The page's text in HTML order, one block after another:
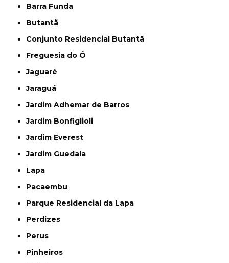
Barra Funda
Butantã
Conjunto Residencial Butantã
Freguesia do Ó
Jaguaré
Jaraguá
Jardim Adhemar de Barros
Jardim Bonfiglioli
Jardim Everest
Jardim Guedala
Lapa
Pacaembu
Parque Residencial da Lapa
Perdizes
Perus
Pinheiros